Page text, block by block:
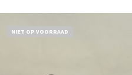
NIET OP VOORRAAD